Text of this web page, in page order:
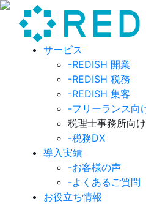
サービス
-REDISH 開業
-REDISH 税務
-REDISH 集客
-フリーランス向
税理士事務所向け
-税務DX
導入実績
-お客様の声
-よくあるご質問
お役立ち情報